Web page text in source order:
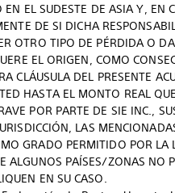
EL SUDESTE DE ASIA Y, EN
DE SI DICHA
OTRO TIPO DE PÉRDIDA O
EL ORIGEN, COMO
CLÁUSULA DEL PRESENTE
HASTA EL MONTO REAL
POR PARTE DE SIE INC.,
LAS
GRADO PERMITIDO POR LA
ALGUNOS PAÍSES/ZONAS NO
EN SU CASO.